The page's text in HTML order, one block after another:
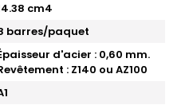
cm4
barres/paquet
d'acier : 0,60 mm.
: Z140 ou AZ100